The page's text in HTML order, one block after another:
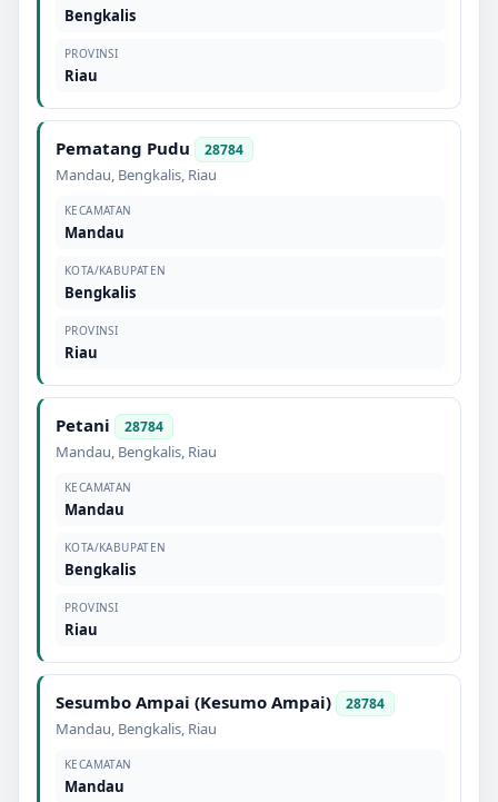
Bengkalis
PROVINSI
Riau
Pematang Pudu 28784
Mandau, Bengkalis, Riau
KECAMATAN
Mandau
KOTA/KABUPATEN
Bengkalis
PROVINSI
Riau
Petani 28784
Mandau, Bengkalis, Riau
KECAMATAN
Mandau
KOTA/KABUPATEN
Bengkalis
PROVINSI
Riau
Sesumbo Ampai (Kesumo Ampai) 28784
Mandau, Bengkalis, Riau
KECAMATAN
Mandau